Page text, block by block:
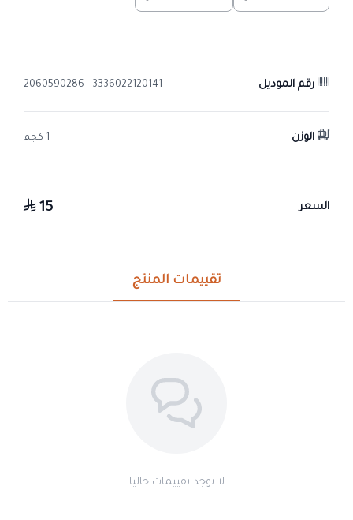
رقم الموديل 3336022120141 - 2060590286
الوزن 1 كجم
السعر 15
تقييمات المنتج
لا توجد تقييمات حاليا